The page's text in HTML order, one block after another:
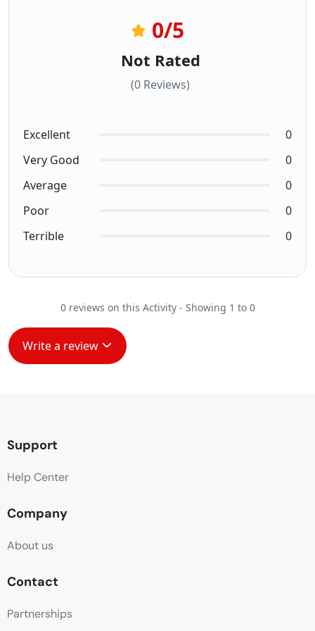
0/5
Not Rated
(0 Reviews)
Excellent
0
Very Good
0
Average
0
Poor
0
Terrible
0
0 reviews on this Activity - Showing 1 to 0
Write a review
Support
Help Center
Company
About us
Contact
Partnerships